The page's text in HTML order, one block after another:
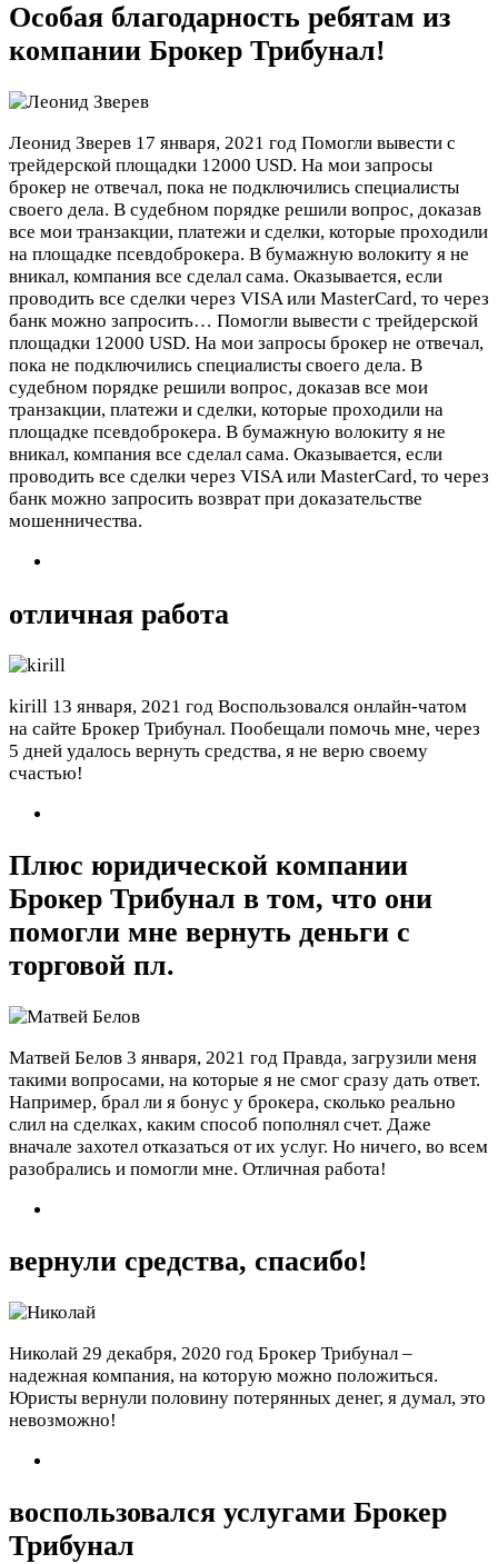
Особая благодарность ребятам из
компании Брокер Трибунал!
Леонид Зверев 17 января, 2021 год Помогли вывести с
трейдерской площадки 12000 USD. На мои запросы
брокер не отвечал, пока не подключились специалисты
своего дела. В судебном порядке решили вопрос, доказав
все мои транзакции, платежи и сделки, которые проходили
на площадке псевдоброкера. В бумажную волокиту я не
вникал, компания все сделал сама. Оказывается, если
проводить все сделки через VISA или MasterCard, то через
банк можно запросить… Помогли вывести с трейдерской
площадки 12000 USD. На мои запросы брокер не отвечал,
пока не подключились специалисты своего дела. В
судебном порядке решили вопрос, доказав все мои
транзакции, платежи и сделки, которые проходили на
площадке псевдоброкера. В бумажную волокиту я не
вникал, компания все сделал сама. Оказывается, если
проводить все сделки через VISA или MasterCard, то через
банк можно запросить возврат при доказательстве
мошенничества.
отличная работа
kirill 13 января, 2021 год Воспользовался онлайн-чатом
на сайте Брокер Трибунал. Пообещали помочь мне, через
5 дней удалось вернуть средства, я не верю своему
счастью!
Плюс юридической компании
Брокер Трибунал в том, что они
помогли мне вернуть деньги с
торговой пл.
Матвей Белов 3 января, 2021 год Правда, загрузили меня
такими вопросами, на которые я не смог сразу дать ответ.
Например, брал ли я бонус у брокера, сколько реально
слил на сделках, каким способ пополнял счет. Даже
вначале захотел отказаться от их услуг. Но ничего, во всем
разобрались и помогли мне. Отличная работа!
вернули средства, спасибо!
Николай 29 декабря, 2020 год Брокер Трибунал –
надежная компания, на которую можно положиться.
Юристы вернули половину потерянных денег, я думал, это
невозможно!
воспользовался услугами Брокер
Трибунал